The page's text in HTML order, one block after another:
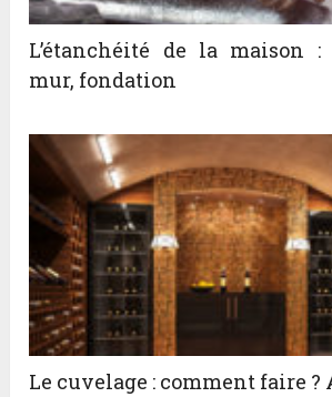
L’étanchéité de la maison :
mur, fondation
Le cuvelage : comment faire ?